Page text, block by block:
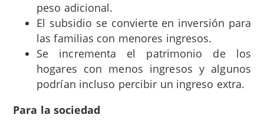
peso adicional.
El subsidio se convierte en inversión para
las familias con menores ingresos.
Se incrementa el patrimonio de los
hogares con menos ingresos y algunos
podrían incluso percibir un ingreso extra.
Para la sociedad